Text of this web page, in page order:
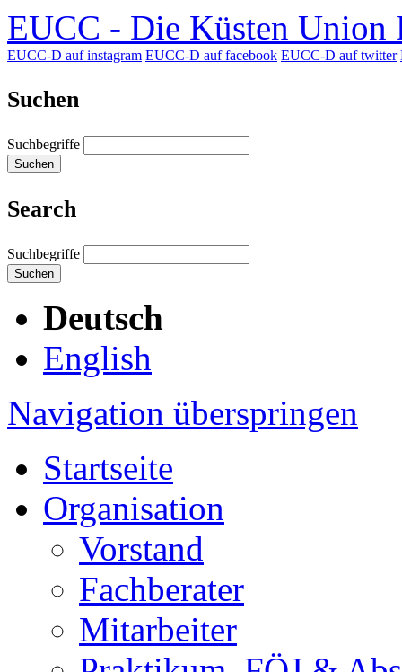
EUCC - Die Küsten Union
EUCC-D auf instagram EUCC-D auf facebook EUCC-D auf twitter
Suchen
Suchbegriffe
Suchen
Search
Suchbegriffe
Suchen
Deutsch
English
Navigation überspringen
Startseite
Organisation
Vorstand
Fachberater
Mitarbeiter